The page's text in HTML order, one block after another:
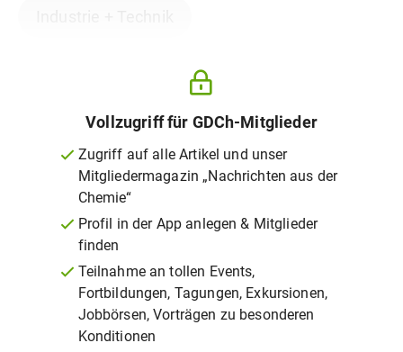
Vollzugriff für GDCh-Mitglieder
Zugriff auf alle Artikel und unser
Mitgliedermagazin „Nachrichten aus der
Chemie“
Profil in der App anlegen & Mitglieder
finden
Teilnahme an tollen Events,
Fortbildungen, Tagungen, Exkursionen,
Jobbörsen, Vorträgen zu besonderen
Konditionen